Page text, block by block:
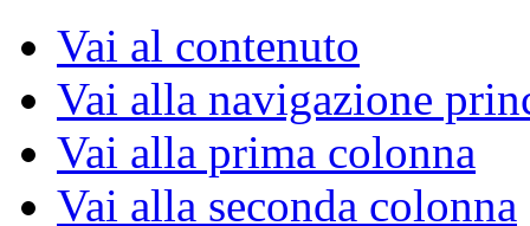
Vai al contenuto
Vai alla navigazione
Vai alla prima colonna
Vai alla seconda colonna